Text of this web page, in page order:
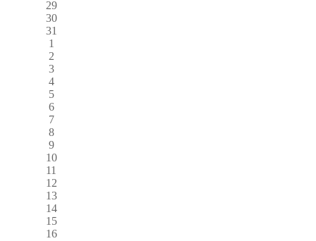
29
30
31
1
2
3
4
5
6
7
8
9
10
11
12
13
14
15
16